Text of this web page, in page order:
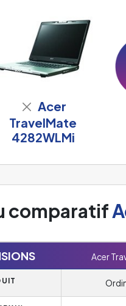
Acer
TravelMate
4282WLMi
comparatif
Acer